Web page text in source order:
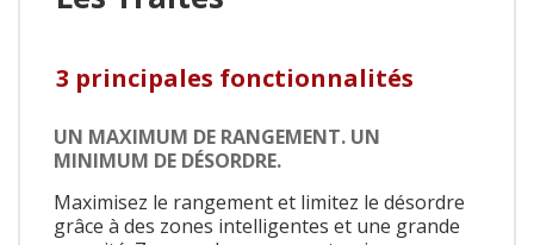
3 principales fonctionnalités
UN MAXIMUM DE RANGEMENT. UN
MINIMUM DE DÉSORDRE.
Maximisez le rangement et limitez le désordre
grâce à des zones intelligentes et une grande